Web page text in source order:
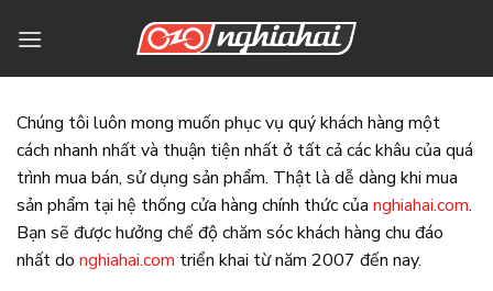
qua
Chúng tôi luôn mong muốn phục vụ quý khách hàng một
cách nhanh nhất và thuận tiện nhất ở tất cả các khâu của quá
trình mua bán, sử dụng sản phẩm. Thật là dễ dàng khi mua
sản phẩm tại hệ thống cửa hàng chính thức của nghiahai.com.
Bạn sẽ được hưởng chế độ chăm sóc khách hàng chu đáo
nhất do nghiahai.com triển khai từ năm 2007 đến nay.